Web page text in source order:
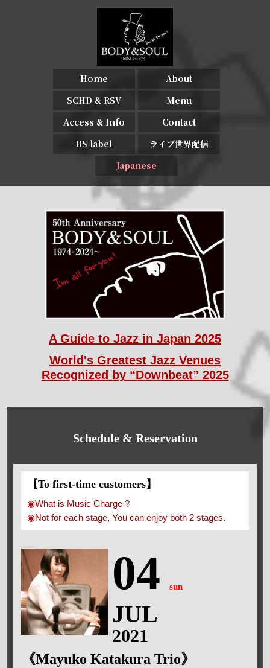
Home
About
SCHD & RSV
Menu
Access & Info
Contact
BS label
ライブ世界配信
Japanese
A Guide to Jazz in Japan 2025
World's Greatest Jazz Venues
Recognized by “Downbeat” 2025
Schedule & Reservation
【To first-time customers】
◉What is Music Charge ?
◉Not for each stage, You can enjoy both 2 stages.
04 sun
JUL
2021
《Mayuko Katakura Trio》